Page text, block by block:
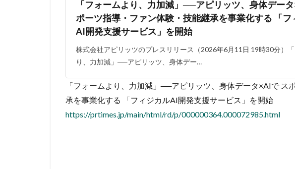
「フォームより、力加減」──アピリッツ、身体デー
ポーツ指導・ファン体験・技能継承を事業化する 「フ
AI開発支援サービス」を開始
株式会社アピリッツのプレスリリース（2026年6月11日 19時30分）
り、力加減」──アピリッツ、身体デー…
「フォームより、力加減」──アピリッツ、身体データ×AIで ス
承を事業化する 「フィジカルAI開発支援サービス」を開始
https://prtimes.jp/main/html/rd/p/000000364.000072985.html